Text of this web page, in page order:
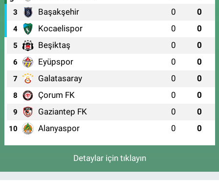
3 Başakşehir 0 0
4 Kocaelispor 0 0
5 Beşiktaş 0 0
6 Eyüpspor 0 0
7 Galatasaray 0 0
8 Çorum FK 0 0
9 Gaziantep FK 0 0
10 Alanyaspor 0 0
Detaylar için tıklayın